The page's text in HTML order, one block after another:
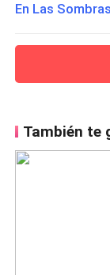
En Las
También te